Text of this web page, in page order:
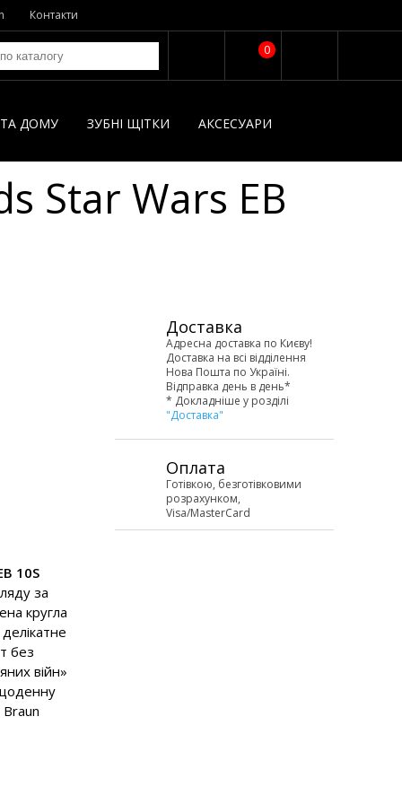
Контакти
0
ТА ДОМУ ЗУБНІ ЩІТКИ AКСЕСУАРИ
Star Wars EB
10S
за
кругла
без
війн»
Braun
Доставка
Адресна доставка по Києву!
Доставка на всі відділення
Нова Пошта по Україні.
Відправка день в день*
* Докладніше у розділі
"Доставка"
Оплата
Готівкою, безготівковими
розрахунком,
Visa/MasterCard